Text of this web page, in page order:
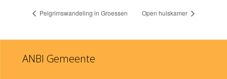
Pelgrimswandeling in Groessen Open huiskamer
ANBI Gemeente